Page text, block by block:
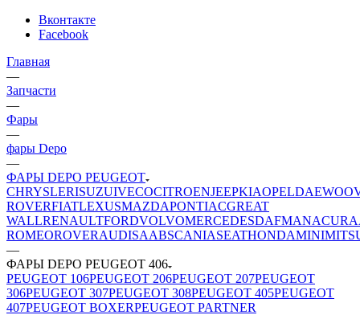
Вконтакте
Facebook
Главная
—
Запчасти
—
Фары
—
фары Depo
—
ФАРЫ DEPO PEUGEOT
CHRYSLERISUZUIVECOCITROENJEEPKIAOPELDAEWOO
ROVERFIATLEXUSMAZDAPONTIACGREAT
WALLRENAULTFORDVOLVOMERCEDESDAFMANACURA
ROMEOROVERAUDISAABSCANIASEATHONDAMINI
—
ФАРЫ DEPO PEUGEOT 406
PEUGEOT 106PEUGEOT 206PEUGEOT 207PEUGEOT
306PEUGEOT 307PEUGEOT 308PEUGEOT 405PEUGEOT
407PEUGEOT BOXERPEUGEOT PARTNER